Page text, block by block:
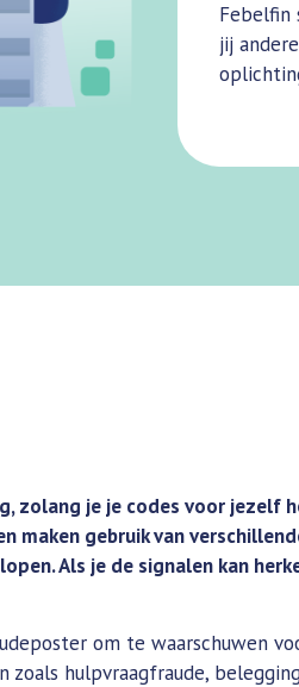
Febelfin
jij
zolang je je codes voor jezelf
maken gebruik van
Als je de signalen kan
om te waarschuwen
hulpvraagfraude,